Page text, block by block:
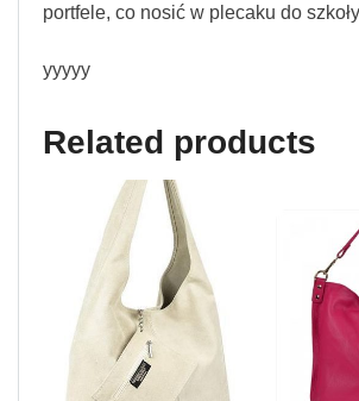
portfele, co nosić w plecaku do szkoły
yyyyy
Related products